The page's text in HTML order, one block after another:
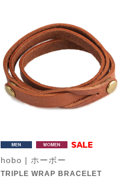
hobo | ホーボー
TRIPLE WRAP BRACELET